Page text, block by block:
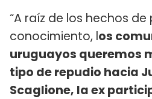
“A raíz de los hechos de
conocimiento, los
uruguayos queremos
tipo de repudio hacia
Scaglione, la ex